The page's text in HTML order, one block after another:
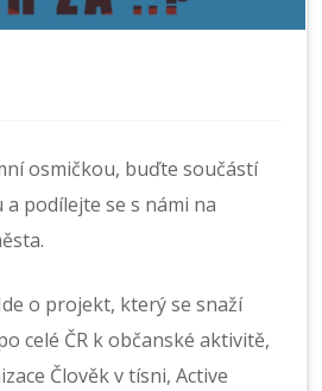
osmičkou, buďte součástí
podílejte se s námi na
o projekt, který se snaží
celé ČR k občanské aktivitě,
Člověk v tísni, Active